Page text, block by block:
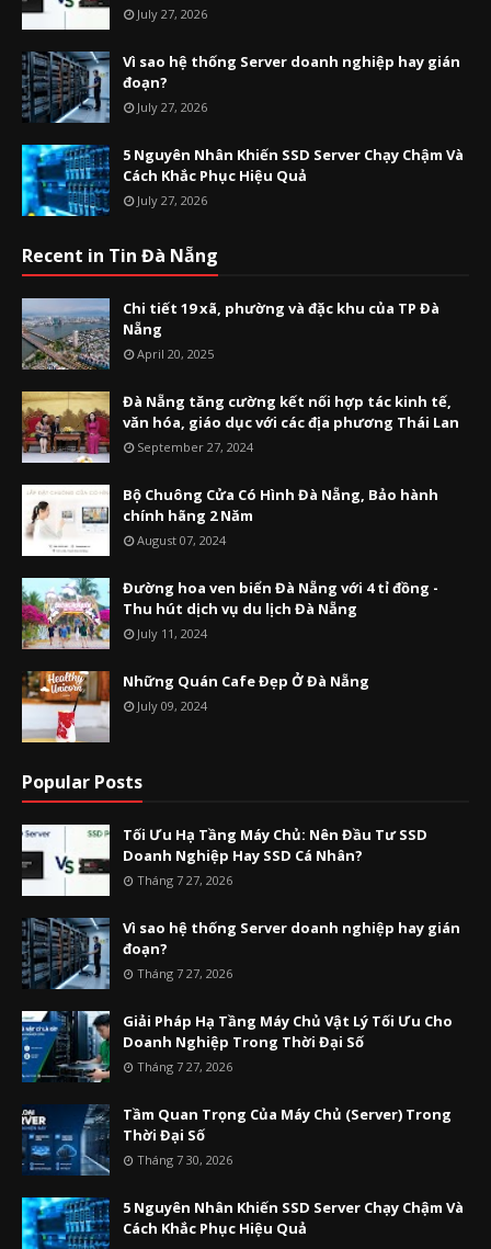
July 27, 2026
Vì sao hệ thống Server doanh nghiệp hay gián
đoạn?
July 27, 2026
5 Nguyên Nhân Khiến SSD Server Chạy Chậm Và
Cách Khắc Phục Hiệu Quả
July 27, 2026
Recent in Tin Đà Nẵng
Chi tiết 19 xã, phường và đặc khu của TP Đà
Nẵng
April 20, 2025
Đà Nẵng tăng cường kết nối hợp tác kinh tế,
văn hóa, giáo dục với các địa phương Thái Lan
September 27, 2024
Bộ Chuông Cửa Có Hình Đà Nẵng, Bảo hành
chính hãng 2 Năm
August 07, 2024
Đường hoa ven biển Đà Nẵng với 4 tỉ đồng -
Thu hút dịch vụ du lịch Đà Nẵng
July 11, 2024
Những Quán Cafe Đẹp Ở Đà Nẵng
July 09, 2024
Popular Posts
Tối Ưu Hạ Tầng Máy Chủ: Nên Đầu Tư SSD
Doanh Nghiệp Hay SSD Cá Nhân?
Tháng 7 27, 2026
Vì sao hệ thống Server doanh nghiệp hay gián
đoạn?
Tháng 7 27, 2026
Giải Pháp Hạ Tầng Máy Chủ Vật Lý Tối Ưu Cho
Doanh Nghiệp Trong Thời Đại Số
Tháng 7 27, 2026
Tầm Quan Trọng Của Máy Chủ (Server) Trong
Thời Đại Số
Tháng 7 30, 2026
5 Nguyên Nhân Khiến SSD Server Chạy Chậm Và
Cách Khắc Phục Hiệu Quả